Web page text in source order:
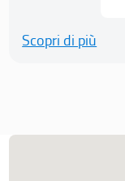
Scopri di più